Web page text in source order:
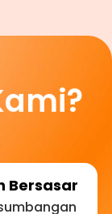
Bersasar